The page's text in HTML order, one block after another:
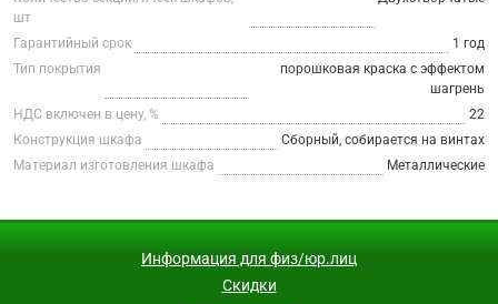
шт
Гарантийный срок
1 год
Тип покрытия
порошковая краска с эффектом
шагрень
НДС включен в цену, %
22
Конструкция шкафа
Сборный, собирается на винтах
Материал изготовления шкафа
Металлические
Информация для физ/юр.лиц
Скидки